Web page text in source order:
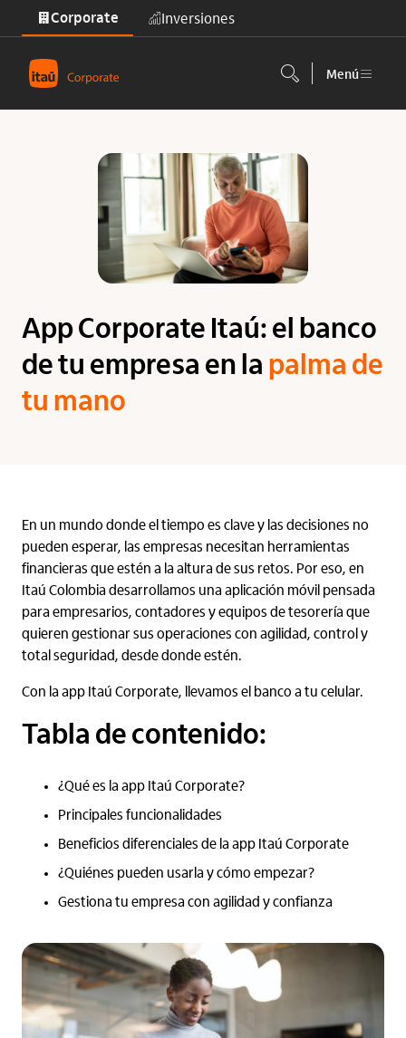
Saltar al contenido principal
Corporate Inversiones
Menú
App Corporate Itaú: el banco
de tu empresa en la palma de
tu mano
En un mundo donde el tiempo es clave y las decisiones no
pueden esperar, las empresas necesitan herramientas
financieras que estén a la altura de sus retos. Por eso, en
Itaú Colombia desarrollamos una aplicación móvil pensada
para empresarios, contadores y equipos de tesorería que
quieren gestionar sus operaciones con agilidad, control y
total seguridad, desde donde estén.
Con la app Itaú Corporate, llevamos el banco a tu celular.
Tabla de contenido:
¿Qué es la app Itaú Corporate?
Principales funcionalidades
Beneficios diferenciales de la app Itaú Corporate
¿Quiénes pueden usarla y cómo empezar?
Gestiona tu empresa con agilidad y confianza